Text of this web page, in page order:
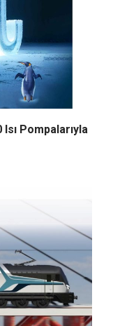
Pompalarıyla